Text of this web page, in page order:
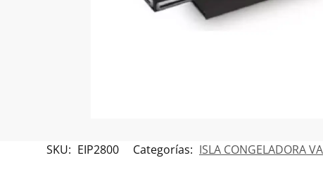
SKU: EIP2800 Categorías: ISLA CONGELADORA